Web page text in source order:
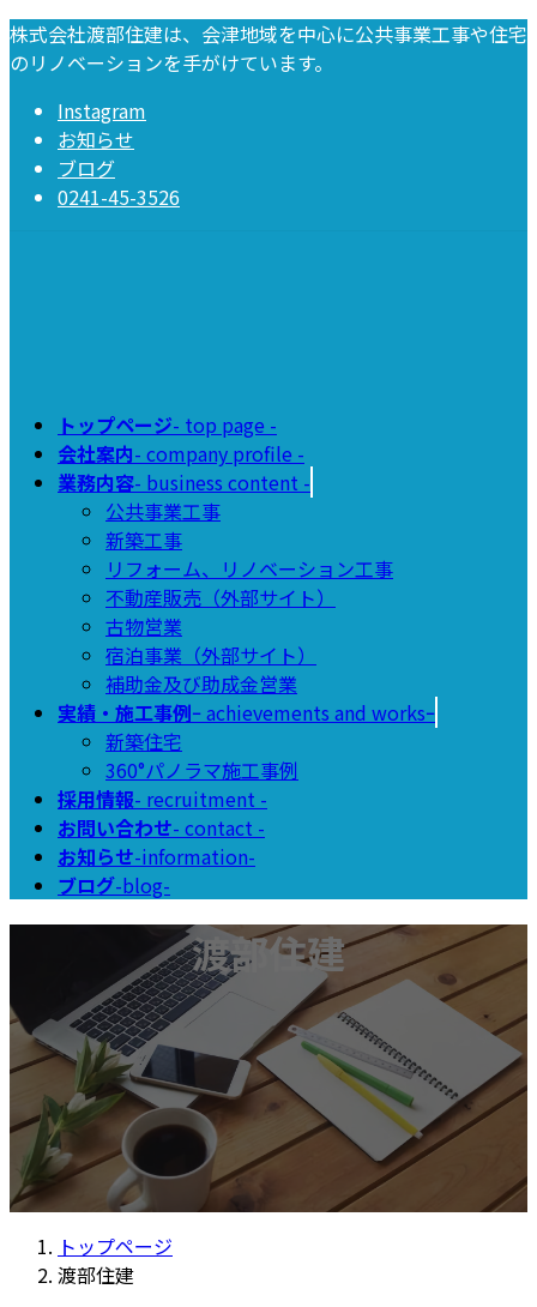
コ
ン
ナ
ビ
株式会社渡部住建は、会津地域を中心に公共事業工事や住宅
のリノベーションを手がけています。
Instagram
お知らせ
ブログ
0241-45-3526
トップページ- top page -
会社案内- company profile -
業務内容- business content -
公共事業工事
新築工事
リフォーム、リノベーション工事
不動産販売（外部サイト）
古物営業
宿泊事業（外部サイト）
補助金及び助成金営業
実績・施工事例ｰ achievements and worksｰ
新築住宅
360°パノラマ施工事例
採用情報- recruitment -
お問い合わせ- contact -
お知らせ-information-
ブログ-blog-
渡部住建
トップページ
渡部住建